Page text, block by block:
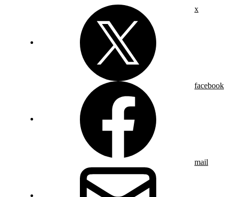
x
facebook
mail